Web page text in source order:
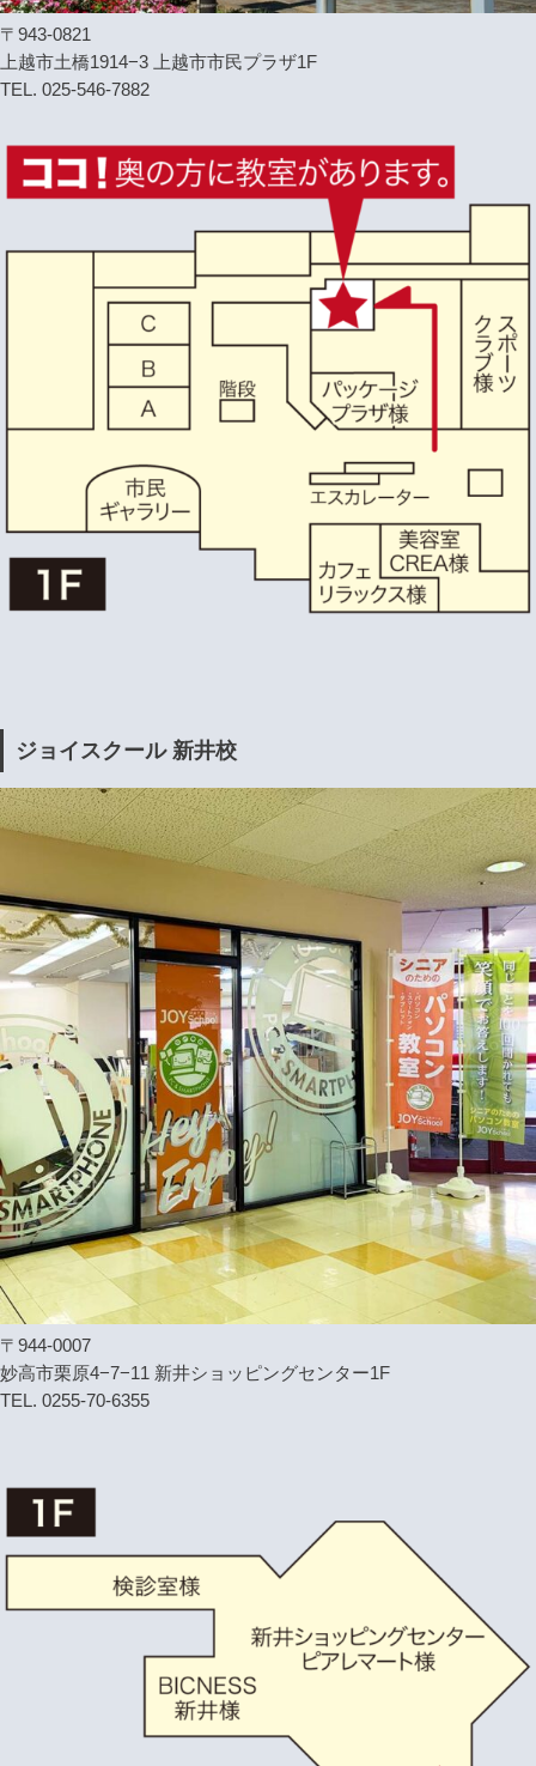
〒943-0821
上越市土橋1914−3 上越市市民プラザ1F
TEL. 025-546-7882
ジョイスクール 新井校
〒944-0007
妙高市栗原4−7−11 新井ショッピングセンター1F
TEL. 0255-70-6355